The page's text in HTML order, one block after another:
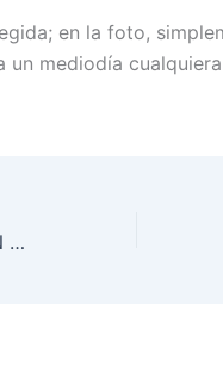
en la foto,
un mediodía
MOUSSE DE CHOCOLATE CON ACEITE DE OLIVA Y SAL MARINA, Mmmm